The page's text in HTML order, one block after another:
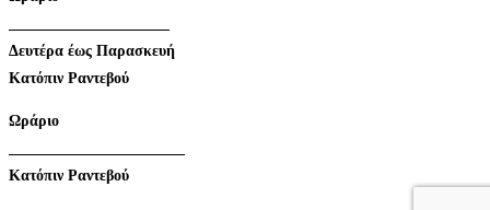
Δευτέρα έως Παρασκευή
Κατόπιν Ραντεβού
Ωράριο
Κατόπιν Ραντεβού